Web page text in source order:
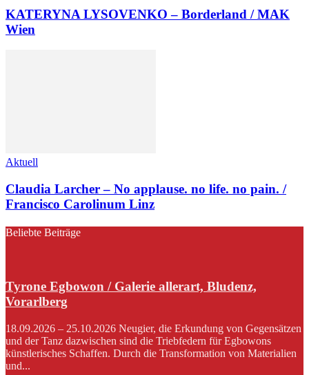
KATERYNA LYSOVENKO – Borderland / MAK
Wien
Aktuell
Claudia Larcher – No applause. no life. no pain. /
Francisco Carolinum Linz
Beliebte Beiträge
Tyrone Egbowon / Galerie allerart, Bludenz,
Vorarlberg
18.09.2026 – 25.10.2026 Neugier, die Erkundung von Gegensätzen
und der Tanz dazwischen sind die Triebfedern für Egbowons
künstlerisches Schaffen. Durch die Transformation von Materialien
und...